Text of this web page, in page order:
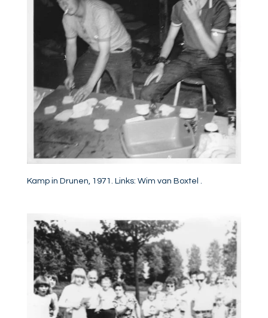
Kamp in Drunen, 1971. Links: Wim van Boxtel .